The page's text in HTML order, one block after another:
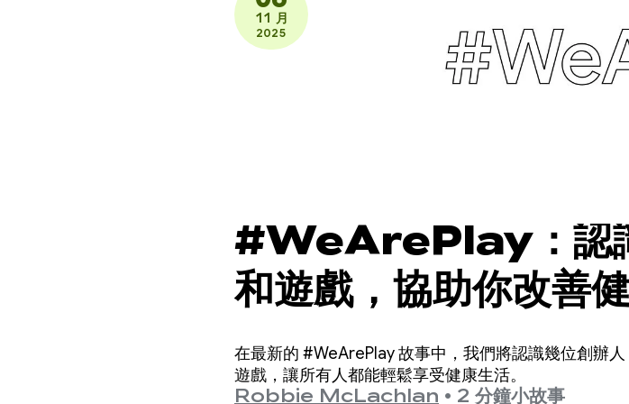
11 月
2025
#WeArePlay：認
和遊戲，協助你改善
在最新的 #WeArePlay 故事中，我們將認識幾位創辦
遊戲，讓所有人都能輕鬆享受健康生活。
Robbie McLachlan • 2 分鐘小故事